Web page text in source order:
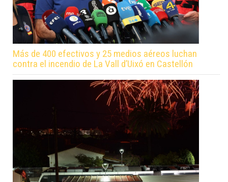
Más de 400 efectivos y 25 medios aéreos luchan
contra el incendio de La Vall d’Uixó en Castellón